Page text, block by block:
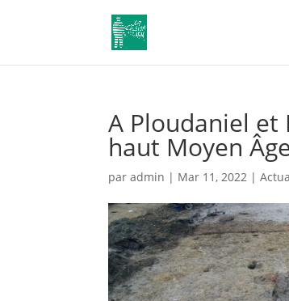
A Ploudaniel et
haut Moyen
paradmin | Mar 11, 2022 |